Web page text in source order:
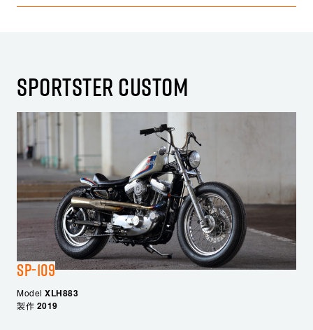
SPORTSTER CUSTOM
SP-109
Model XLH883
製作 2019